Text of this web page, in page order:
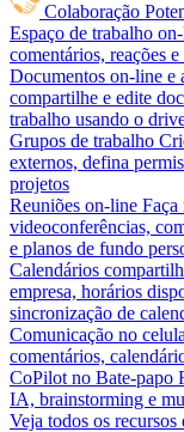
Colaboração
Espaço de trabalho
comentários, reações
Documentos on-line e
compartilhe e edite
trabalho usando o
Grupos de trabalho
externos, defina
projetos
Reuniões on-line Faça
videoconferências,
e planos de fundo
Calendários
empresa, horários
sincronização de
Comunicação no
comentários,
CoPilot no Bate-papo
IA, brainstorming e
Veja todos os recursos